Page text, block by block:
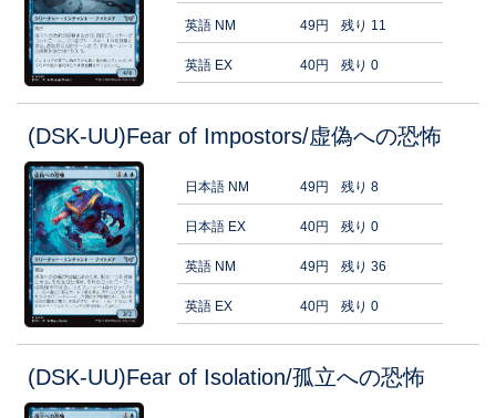
英語 NM 49円 残り 11
英語 EX 40円 残り 0
(DSK-UU)Fear of Impostors/虚偽への恐怖
日本語 NM 49円 残り 8
日本語 EX 40円 残り 0
英語 NM 49円 残り 36
英語 EX 40円 残り 0
(DSK-UU)Fear of Isolation/孤立への恐怖